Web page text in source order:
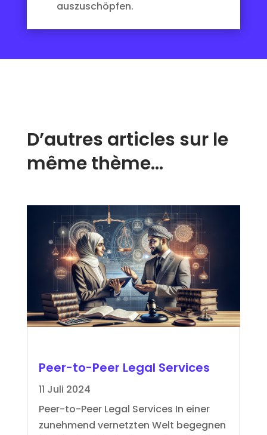
auszuschöpfen.
D’autres articles sur le
même thème…
Peer-to-Peer Legal Services
11 Juli 2024
Peer-to-Peer Legal Services In einer
zunehmend vernetzten Welt begegnen